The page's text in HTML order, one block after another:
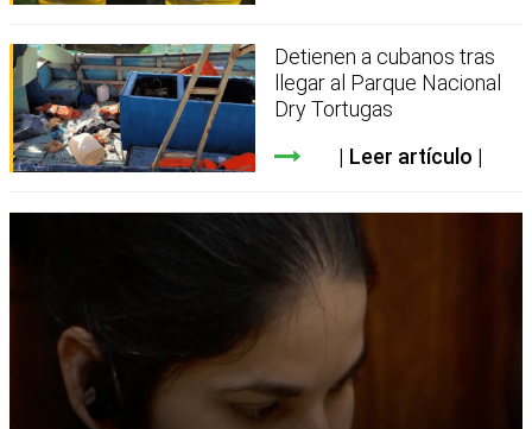
Detienen a cubanos tras
llegar al Parque Nacional
Dry Tortugas
Leer artículo